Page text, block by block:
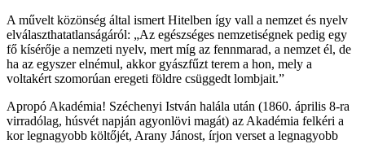
A művelt közönség által ismert Hitelben így vall a nemzet és nyelv
elválaszthatatlanságáról: „Az egészséges nemzetiségnek pedig egy
fő kísérője a nemzeti nyelv, mert míg az fennmarad, a nemzet él, de
ha az egyszer elnémul, akkor gyászfűzt terem a hon, mely a
voltakért szomorúan eregeti földre csüggedt lombjait.”
Apropó Akadémia! Széchenyi István halála után (1860. április 8-ra
virradólag, húsvét napján agyonlövi magát) az Akadémia felkéri a
kor legnagyobb költőjét, Arany Jánost, írjon verset a legnagyobb